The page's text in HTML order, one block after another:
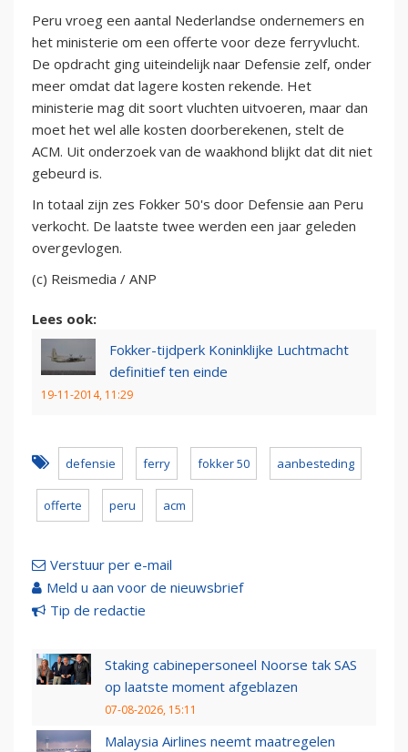
Peru vroeg een aantal Nederlandse ondernemers en
het ministerie om een offerte voor deze ferryvlucht.
De opdracht ging uiteindelijk naar Defensie zelf, onder
meer omdat dat lagere kosten rekende. Het
ministerie mag dit soort vluchten uitvoeren, maar dan
moet het wel alle kosten doorberekenen, stelt de
ACM. Uit onderzoek van de waakhond blijkt dat dit niet
gebeurd is.
In totaal zijn zes Fokker 50's door Defensie aan Peru
verkocht. De laatste twee werden een jaar geleden
overgevlogen.
(c) Reismedia / ANP
Lees ook:
Fokker-tijdperk Koninklijke Luchtmacht
definitief ten einde
19-11-2014, 11:29
defensie ferry fokker 50 aanbesteding
offerte peru acm
Verstuur per e-mail
Meld u aan voor de nieuwsbrief
Tip de redactie
Staking cabinepersoneel Noorse tak SAS
op laatste moment afgeblazen
07-08-2026, 15:11
Malaysia Airlines neemt maatregelen